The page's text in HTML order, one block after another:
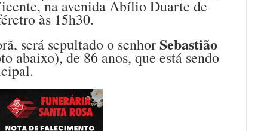
na avenida Abílio Duarte de
às 15h30.
será sepultado o senhorSebastião
abaixo), de 86 anos, que está sendo